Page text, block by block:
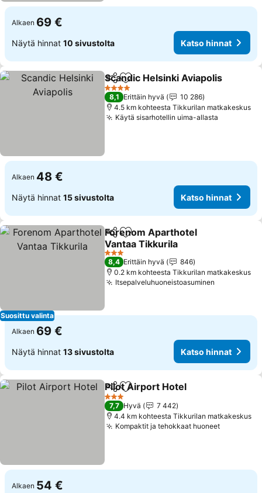
Alkaen 69 €
Näytä hinnat 10 sivustolta Katso hinnat
Jaa Lisää suosikkeihin
Scandic Helsinki Aviapolis
4 Tähtiluokitus
8,1 Erittäin hyvä
10 286
4.5 km kohteesta Tikkurilan matkakeskus
Käytä sisarhotellin uima-allasta
Alkaen 48 €
Näytä hinnat 15 sivustolta Katso hinnat
Suosittu valinta
Jaa Lisää suosikkeihin
Forenom Aparthotel
Vantaa Tikkurila
3 Tähtiluokitus
8,4 Erittäin hyvä
846
0.2 km kohteesta Tikkurilan matkakeskus
Itsepalveluhuoneistoasuminen
Alkaen 69 €
Näytä hinnat 13 sivustolta Katso hinnat
Jaa Lisää suosikkeihin
Pilot Airport Hotel
3 Tähtiluokitus
7,7 Hyvä
7 442
4.4 km kohteesta Tikkurilan matkakeskus
Kompaktit ja tehokkaat huoneet
Alkaen 54 €